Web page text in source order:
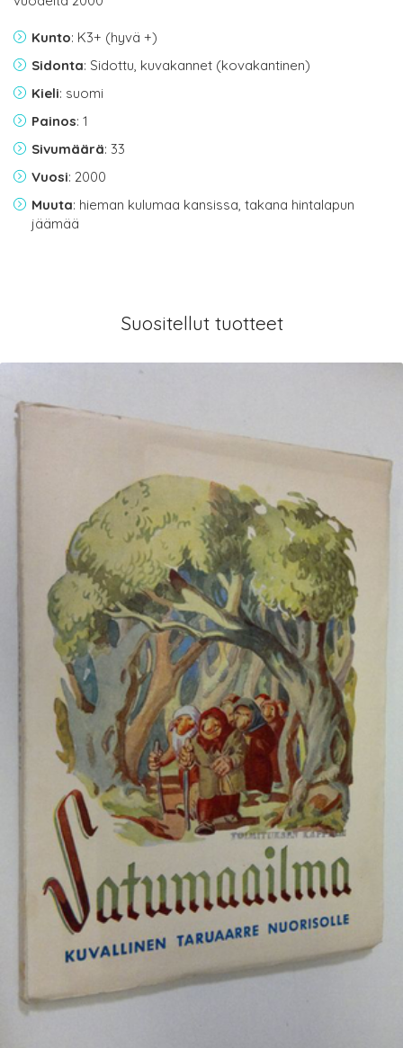
Kunto: K3+ (hyvä +)
Sidonta: Sidottu, kuvakannet (kovakantinen)
Kieli: suomi
Painos: 1
Sivumäärä: 33
Vuosi: 2000
Muuta: hieman kulumaa kansissa, takana hintalapun
jäämää
Suositellut tuotteet